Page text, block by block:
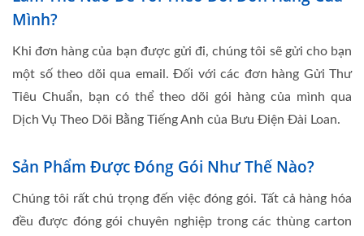
Mình?
Khi đơn hàng của bạn được gửi đi, chúng tôi sẽ gửi cho bạn
một số theo dõi qua email. Đối với các đơn hàng Gửi Thư
Tiêu Chuẩn, bạn có thể theo dõi gói hàng của mình qua
Dịch Vụ Theo Dõi Bằng Tiếng Anh của Bưu Điện Đài Loan.
Sản Phẩm Được Đóng Gói Như Thế Nào?
Chúng tôi rất chú trọng đến việc đóng gói. Tất cả hàng hóa
đều được đóng gói chuyên nghiệp trong các thùng carton